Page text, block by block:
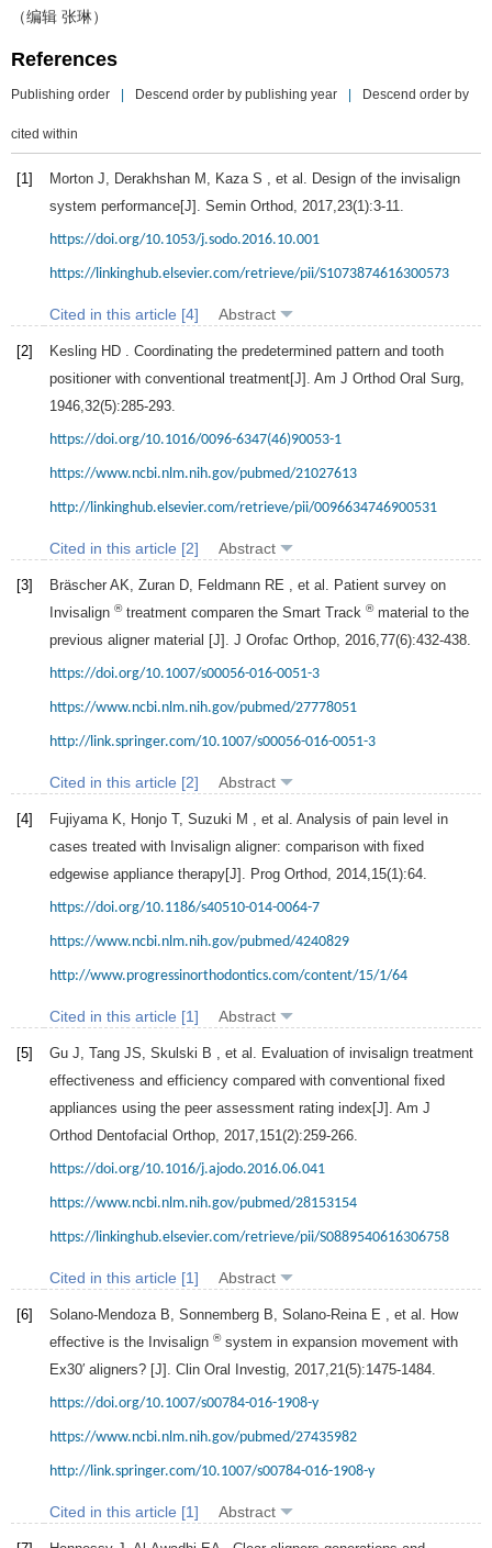
（编辑 张琳）
References
Publishing order | Descend order by publishing year | Descend order by
cited within
[1] Morton J Derakhshan M Kaza S , et al. Design of the invisalign
system performance[J]. Semin Orthod 2017 23(1):3-11.
https://doi.org/10.1053/j.sodo.2016.10.001
https://linkinghub.elsevier.com/retrieve/pii/S1073874616300573
Cited in this article [4] Abstract
[2] Kesling HD . Coordinating the predetermined pattern and tooth
positioner with conventional treatment[J]. Am J Orthod Oral Surg
1946 32(5):285-293.
https://doi.org/10.1016/0096-6347(46)90053-1
https://www.ncbi.nlm.nih.gov/pubmed/21027613
http://linkinghub.elsevier.com/retrieve/pii/0096634746900531
Cited in this article [2] Abstract
[3] Bräscher AK Zuran D Feldmann RE , et al. Patient survey on
Invisalign ®treatment comparen the Smart Track ®material to the
previous aligner material [J]. J Orofac Orthop 2016 77(6):432-438.
https://doi.org/10.1007/s00056-016-0051-3
https://www.ncbi.nlm.nih.gov/pubmed/27778051
http://link.springer.com/10.1007/s00056-016-0051-3
Cited in this article [2] Abstract
[4] Fujiyama K Honjo T, Suzuki M , et al. Analysis of pain level in
cases treated with Invisalign aligner: comparison with fixed
edgewise appliance therapy[J]. Prog Orthod 2014 15(1):64.
https://doi.org/10.1186/s40510-014-0064-7
https://www.ncbi.nlm.nih.gov/pubmed/4240829
http://www.progressinorthodontics.com/content/15/1/64
Cited in this article [1] Abstract
[5] Gu J Tang JS Skulski B , et al. Evaluation of invisalign treatment
effectiveness and efficiency compared with conventional fixed
appliances using the peer assessment rating index[J]. Am J
Orthod Dentofacial Orthop 2017 151(2):259-266.
https://doi.org/10.1016/j.ajodo.2016.06.041
https://www.ncbi.nlm.nih.gov/pubmed/28153154
https://linkinghub.elsevier.com/retrieve/pii/S0889540616306758
Cited in this article [1] Abstract
[6] Solano-Mendoza B Sonnemberg B Solano-Reina E , et al. How
effective is the Invisalign ®system in expansion movement with
Ex30′ aligners? [J]. Clin Oral Investig 2017 21(5):1475-1484.
https://doi.org/10.1007/s00784-016-1908-y
https://www.ncbi.nlm.nih.gov/pubmed/27435982
http://link.springer.com/10.1007/s00784-016-1908-y
Cited in this article [1] Abstract